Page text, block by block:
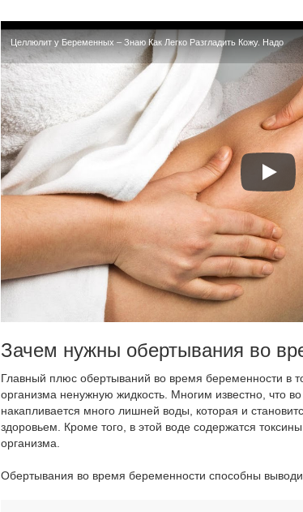
Целлюлит у Беременных – Знаю Как Легко Разгладить Кожу. Надо
Зачем нужны обертывания во
Главный плюс обертываний во время беременности в
организма ненужную жидкость. Многим известно, что
накапливается много лишней воды, которая и
здоровьем. Кроме того, в этой воде содержатся
организма.
Обертывания во время беременности способны